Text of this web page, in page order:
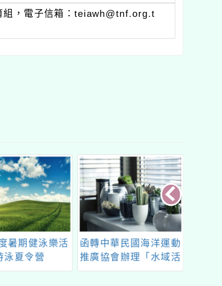
組，電子信箱：teiawh@tnf.org.t
暑期健泳樂活
泳夏令營
函轉中華民國海洋運動
推廣協會辦理「水域活
動研習會」簡章